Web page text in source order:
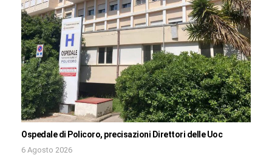
Ospedale di Policoro, precisazioni Direttori delle Uoc
6 Agosto 2026